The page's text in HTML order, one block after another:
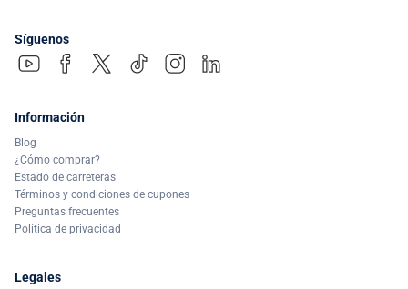
Síguenos
Información
Blog
¿Cómo comprar?
Estado de carreteras
Términos y condiciones de cupones
Preguntas frecuentes
Política de privacidad
Legales